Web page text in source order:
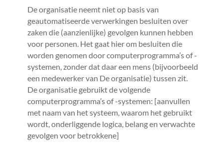
De organisatie neemt niet op basis van
geautomatiseerde verwerkingen besluiten over
zaken die (aanzienlijke) gevolgen kunnen hebben
voor personen. Het gaat hier om besluiten die
worden genomen door computerprogramma’s of -
systemen, zonder dat daar een mens (bijvoorbeeld
een medewerker van De organisatie) tussen zit.
De organisatie gebruikt de volgende
computerprogramma’s of -systemen: [aanvullen
met naam van het systeem, waarom het gebruikt
wordt, onderliggende logica, belang en verwachte
gevolgen voor betrokkene]